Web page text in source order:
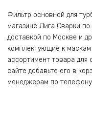
Фильтр основной для
магазине Лига Сварки
доставкой по Москве и
комплектующие к
ассортимент товара для
сайте добавьте его в
менеджерам по